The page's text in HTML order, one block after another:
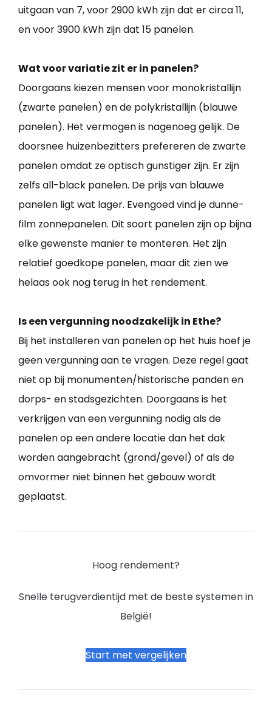
uitgaan van 7, voor 2900 kWh zijn dat er circa 11,
en voor 3900 kWh zijn dat 15 panelen.
Wat voor variatie zit er in panelen?
Doorgaans kiezen mensen voor monokristallijn
(zwarte panelen) en de polykristallijn (blauwe
panelen). Het vermogen is nagenoeg gelijk. De
doorsnee huizenbezitters prefereren de zwarte
panelen omdat ze optisch gunstiger zijn. Er zijn
zelfs all-black panelen. De prijs van blauwe
panelen ligt wat lager. Evengoed vind je dunne-
film zonnepanelen. Dit soort panelen zijn op bijna
elke gewenste manier te monteren. Het zijn
relatief goedkope panelen, maar dit zien we
helaas ook nog terug in het rendement.
Is een vergunning noodzakelijk in Ethe?
Bij het installeren van panelen op het huis hoef je
geen vergunning aan te vragen. Deze regel gaat
niet op bij monumenten/historische panden en
dorps- en stadsgezichten. Doorgaans is het
verkrijgen van een vergunning nodig als de
panelen op een andere locatie dan het dak
worden aangebracht (grond/gevel) of als de
omvormer niet binnen het gebouw wordt
geplaatst.
Hoog rendement?
Snelle terugverdientijd met de beste systemen in
België!
Start met vergelijken